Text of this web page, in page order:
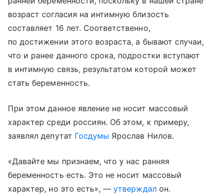
возраст согласия на интимную близость
составляет 16 лет. Соответственно,
по достижении этого возраста, а бывают случаи,
что и ранее данного срока, подростки вступают
в интимную связь, результатом которой может
стать беременность.
При этом данное явление не носит массовый
характер среди россиян. Об этом, к примеру,
заявлял депутат Госдумы Ярослав Нилов.
«Давайте мы признаем, что у нас ранняя
беременность есть. Это не носит массовый
характер, но это есть», — утверждалон.